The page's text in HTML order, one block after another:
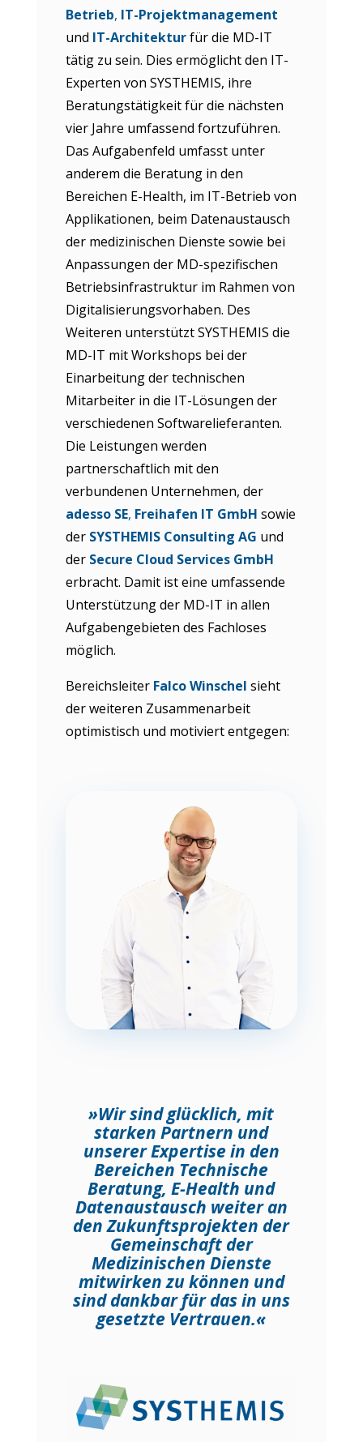
Betrieb, IT-Projektmanagement
und IT-Architekturfür die MD-IT
tätig zu sein. Dies ermöglicht den IT-
Experten von SYSTHEMIS, ihre
Beratungstätigkeit für die nächsten
vier Jahre umfassend fortzuführen.
Das Aufgabenfeld umfasst unter
anderem die Beratung in den
Bereichen E-Health, im IT-Betrieb von
Applikationen, beim Datenaustausch
der medizinischen Dienste sowie bei
Anpassungen der MD-spezifischen
Betriebsinfrastruktur im Rahmen von
Digitalisierungsvorhaben. Des
Weiteren unterstützt SYSTHEMIS die
MD-IT mit Workshops bei der
Einarbeitung der technischen
Mitarbeiter in die IT-Lösungen der
verschiedenen Softwarelieferanten.
Die Leistungen werden
partnerschaftlich mit den
verbundenen Unternehmen, der
adesso SE, Freihafen IT GmbH sowie
der SYSTHEMIS Consulting AG und
der Secure Cloud Services GmbH
erbracht. Damit ist eine umfassende
Unterstützung der MD-IT in allen
Aufgabengebieten des Fachloses
möglich.
Bereichsleiter Falco Winschel sieht
der weiteren Zusammenarbeit
optimistisch und motiviert entgegen:
»Wir sind glücklich, mit
starken Partnern und
unserer Expertise in den
Bereichen Technische
Beratung, E-Health und
Datenaustausch weiter an
den Zukunftsprojekten der
Gemeinschaft der
Medizinischen Dienste
mitwirken zu können und
sind dankbar für das in uns
gesetzte Vertrauen.«